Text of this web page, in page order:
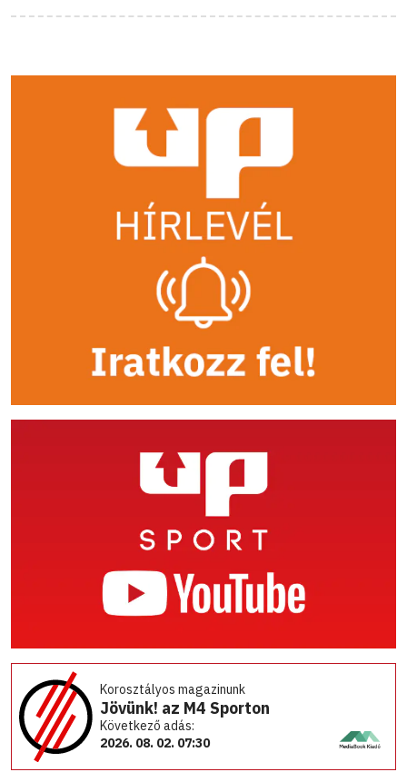
Korosztályos magazinunk
Jövünk! az M4 Sporton
Következő adás:
2026. 08. 02. 07:30